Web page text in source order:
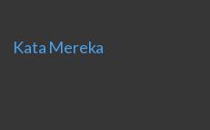
Kata Mereka